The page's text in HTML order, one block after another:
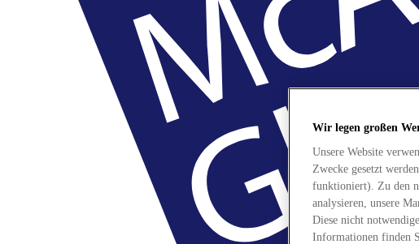
Wir legen großen
Unsere Website
Zwecke gesetzt
funktioniert). Zu den
analysieren, unsere
Diese nicht
Informationen finden